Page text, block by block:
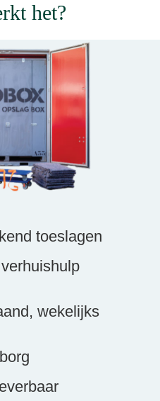
het?
toeslagen
wekelijks